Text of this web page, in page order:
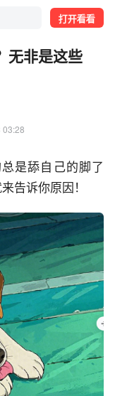
打开看看
无非是这些
03:28
是舔自己的脚了
告诉你原因！